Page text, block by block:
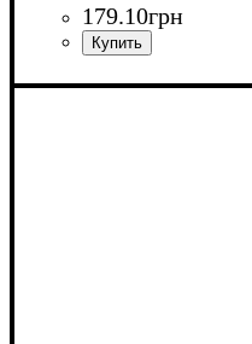
179.10грн